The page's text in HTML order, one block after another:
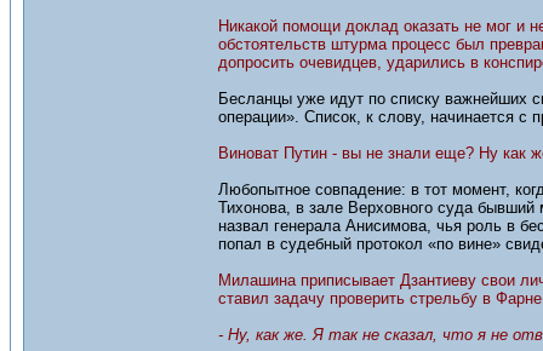
Никакой помощи доклад оказать не мог и
обстоятельств штурма процесс был
допросить очевидцев, ударились в
Бесланцы уже идут по списку важнейших
операции». Список, к слову, начинается с
Виноват Путин - вы не знали еще? Ну как
Любопытное совпадение: в тот момент,
Тихонова, в зале Верховного суда
назвал генерала Анисимова, чья роль в
попал в судебный протокол «по вине»
Милашина приписывает Дзантиеву свои
ставил задачу проверить стрельбу в
- Ну, как же. Я так не сказал, что я не